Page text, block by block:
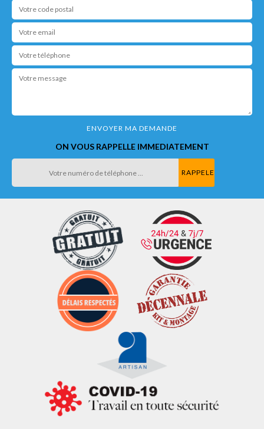
ON VOUS RAPPELLE IMMEDIATEMENT